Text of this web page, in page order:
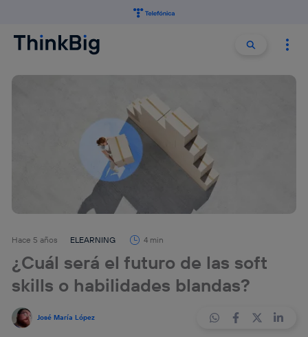
Buscar
Hace 5 años ELEARNING 4 min
¿Cuál será el futuro de las soft
skills o habilidades blandas?
José María López